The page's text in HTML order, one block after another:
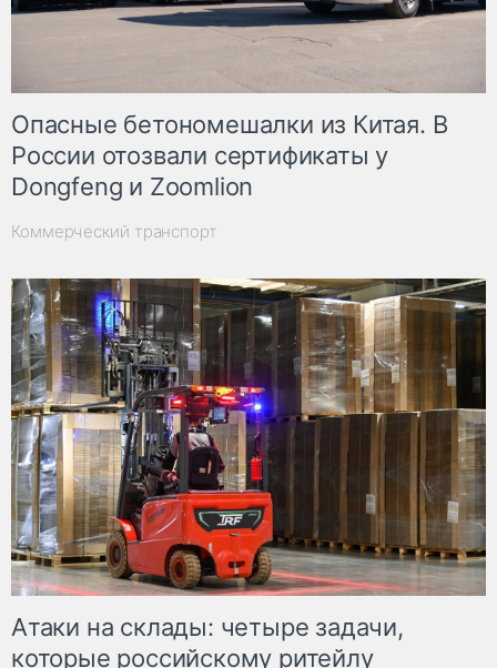
Опасные бетономешалки из Китая. В
России отозвали сертификаты у
Dongfeng и Zoomlion
Коммерческий транспорт
Атаки на склады: четыре задачи,
которые российскому ритейлу